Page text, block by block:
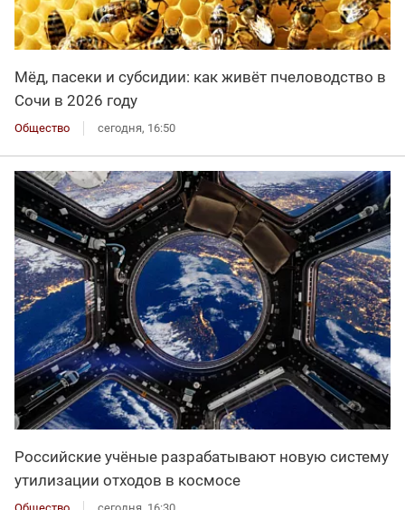
Мёд, пасеки и субсидии: как живёт пчеловодство в
Сочи в 2026 году
Общество сегодня, 16:50
Российские учёные разрабатывают новую систему
утилизации отходов в космосе